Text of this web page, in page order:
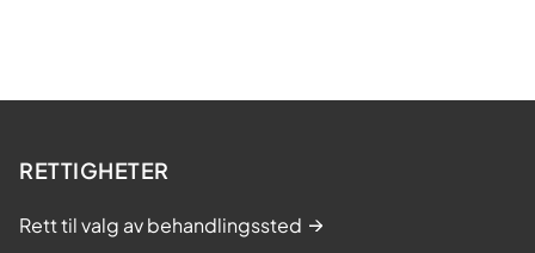
RETTIGHETER
Rett til valg av behandlingssted